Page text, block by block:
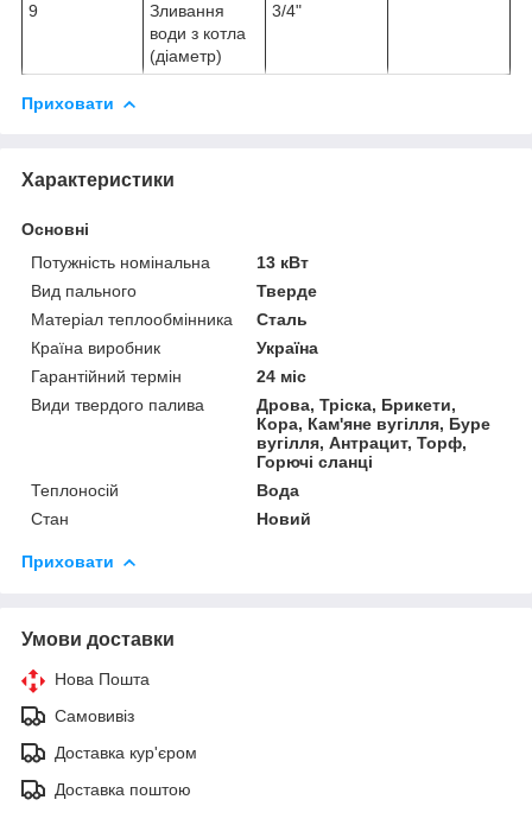
9
Зливання
води з котла
(діаметр)
3/4"
Приховати
Характеристики
Основні
Потужність номінальна
13 кВт
Вид пального
Тверде
Матеріал теплообмінника
Сталь
Країна виробник
Україна
Гарантійний термін
24 міс
Види твердого палива
Дрова, Тріска, Брикети,
Кора, Кам'яне вугілля, Буре
вугілля, Антрацит, Торф,
Горючі сланці
Теплоносій
Вода
Стан
Новий
Приховати
Умови доставки
Нова Пошта
Самовивіз
Доставка кур'єром
Доставка поштою